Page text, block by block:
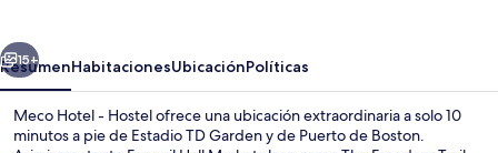
Siguiente
15+
ResumenHabitacionesUbicaciónPolíticas
Meco Hotel - Hostel ofrece una ubicación extraordinaria a solo 10
minutos a pie de Estadio TD Garden y de Puerto de Boston.